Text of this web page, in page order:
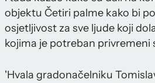
objektu Četiri palme kako bi
osjetljivost za sve ljude koji
kojima je potreban privremeni
'Hvala gradonačelniku